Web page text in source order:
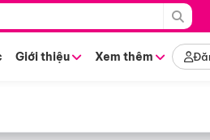
Giới thiệu Xem thêm